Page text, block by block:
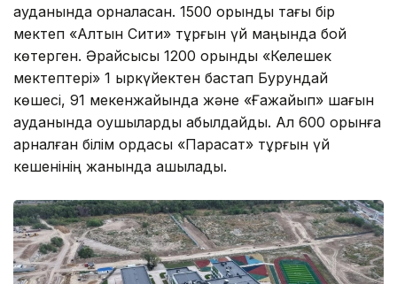
ауданында орналасқан. 1500 орындық тағы бір
мектеп «Алтын Сити» тұрғын үй маңында бой
көтерген. Әрқайсысы 1200 орындық «Келешек
мектептері» 1 қыркүйектен бастап Бурундай
көшесі, 91 мекенжайында және «Ғажайып» шағын
ауданында оқушыларды қабылдайды. Ал 600 орынға
арналған білім ордасы «Парасат» тұрғын үй
кешенінің жанында ашылады.